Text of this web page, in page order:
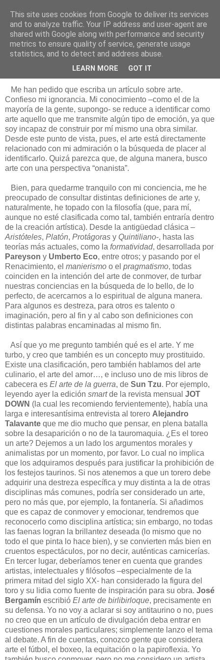
Está de pinga
6/2/17
Teorizando sobre el arte
Me han pedido que escriba un artículo sobre arte.
Confieso mi ignorancia. Mi conocimiento –como el de la
mayoría de la gente, supongo- se reduce a identificar como
arte aquello que me transmite algún tipo de emoción, ya que
soy incapaz de construir por mí mismo una obra similar.
Desde este punto de vista, pues, el arte está directamente
relacionado con mi admiración o la búsqueda de placer al
identificarlo. Quizá parezca que, de alguna manera, busco
arte con una perspectiva “onanista”.
Bien, para quedarme tranquilo con mi conciencia, me he
preocupado de consultar distintas definiciones de arte y,
naturalmente, he topado con la filosofía (que, para mí,
aunque no esté clasificada como tal, también entraría dentro
de la creación artística). Desde la antigüedad clásica –
Aristóteles, Platón, Protágoras y Quintiliano-, hasta las
teorías más actuales, como la formatividad, desarrollada por
Pareyson y Umberto Eco, entre otros; y pasando por el
Renacimiento, el manierismo o el pragmatismo, todas
coinciden en la intención del arte de conmover, de turbar
nuestras conciencias en la búsqueda de lo bello, de lo
perfecto, de acercarnos a lo espiritual de alguna manera.
Para algunos es destreza, para otros es talento o
imaginación, pero al fin y al cabo son definiciones con
distintas palabras encaminadas al mismo fin.
Así que yo me pregunto también qué es el arte. Y me
turbo, y creo que también es un concepto muy prostituido.
Existe una clasificación, pero también hablamos del arte
culinario, el arte del amor…, e incluso uno de mis libros de
cabecera es El arte de la guerra, de Sun Tzu. Por ejemplo,
leyendo ayer la edición smartde la revista mensual JOT
DOWN (la cual les recomiendo fervientemente), había una
larga e interesantísima entrevista al torero Alejandro
Talavante que me dio mucho que pensar, en plena batalla
sobre la desaparición o no de la tauromaquia. ¿Es el toreo
un arte? Dejemos a un lado los argumentos morales y
animalistas por un momento, por favor. Lo cual no implica
que los adquiramos después para justificar la prohibición de
los festejos taurinos. Si nos atenemos a que un torero debe
adquirir una destreza específica y muy distinta a la de otras
disciplinas más comunes, podría ser considerado un arte,
pero no más que, por ejemplo, la fontanería. Si añadimos
que es capaz de conmover y emocionar, tendremos que
reconocerlo como disciplina artística; sin embargo, no todas
las faenas logran la brillantez deseada (lo mismo que no
todo el que pinta lo hace bien), y se convierten más bien en
cruentos espectáculos, por no decir, auténticas carnicerías.
En tercer lugar, deberíamos tener en cuenta que grandes
artistas, intelectuales y filósofos –especialmente de la
primera mitad del siglo XX- han considerado la figura del
toro y su lidia como fuente de inspiración para su obra. José
Bergamín escribió El arte de birlibirloque, precisamente en
su defensa. Yo no voy a aclarar si soy antitaurino o no, pues
no creo que en un artículo de divulgación deba entrar en
cuestiones morales particulares; simplemente lanzo el tema
al debate. A fin de cuentas, conozco gente que considera
arte el fútbol, el boxeo, la equitación o la papiroflexia. Yo
This site uses cookies from Google to deliver its services
and to analyze traffic. Your IP address and user-agent are
shared with Google along with performance and security
metrics to ensure quality of service, generate usage
statistics, and to detect and address abuse.
LEARN MORE GOT IT